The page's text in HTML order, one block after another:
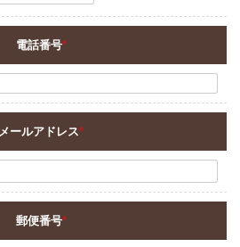
電話番号*
メールアドレス*
郵便番号*